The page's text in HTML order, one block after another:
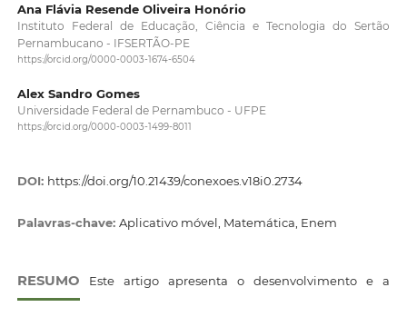
Ana Flávia Resende Oliveira Honório
Instituto Federal de Educação, Ciência e Tecnologia do Sertão
Pernambucano - IFSERTÃO-PE
https://orcid.org/0000-0003-1674-6504
Alex Sandro Gomes
Universidade Federal de Pernambuco - UFPE
https://orcid.org/0000-0003-1499-8011
DOI: https://doi.org/10.21439/conexoes.v18i0.2734
Palavras-chave: Aplicativo móvel, Matemática, Enem
RESUMO Este artigo apresenta o desenvolvimento e a